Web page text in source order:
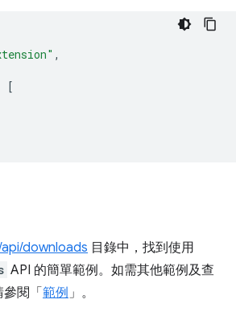
,
[
downloads 目錄中，找到使用
API 的簡單範例。如需其他範例及查
閱「 範例 」。